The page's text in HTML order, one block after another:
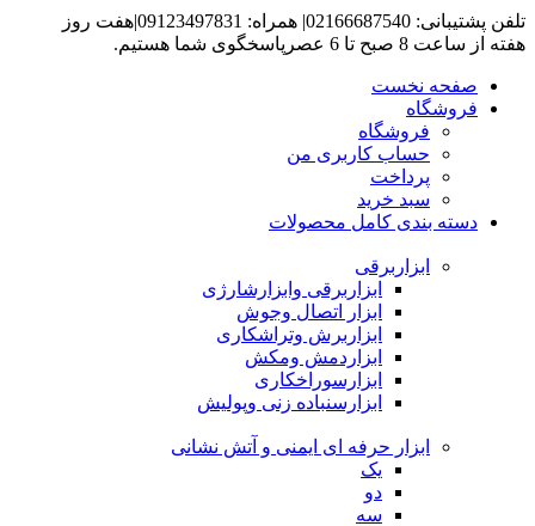
تلفن پشتیبانی: 02166687540| همراه: 09123497831|هفت روز
هفته از ساعت 8 صبح تا 6 عصرپاسخگوی شما هستیم.
صفحه نخست
فروشگاه
فروشگاه
حساب کاربری من
پرداخت
سبد خرید
دسته بندی کامل محصولات
ابزاربرقی
ابزاربرقی وابزارشارژی
ابزار اتصال وجوش
ابزاربرش وتراشکاری
ابزاردمش ومکش
ابزارسوراخکاری
ابزارسنباده زنی وپولیش
ابزار حرفه ای ایمنی و آتش نشانی
یک
دو
سه